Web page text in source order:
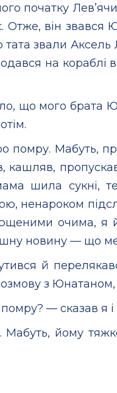
початку
Отже, він звався
звали
на кораблі
що мого брата
помру. Мабуть,
кашляв,
шила сукні,
ненароком
очима, я
новину — що
й
з
— сказав я і
йому